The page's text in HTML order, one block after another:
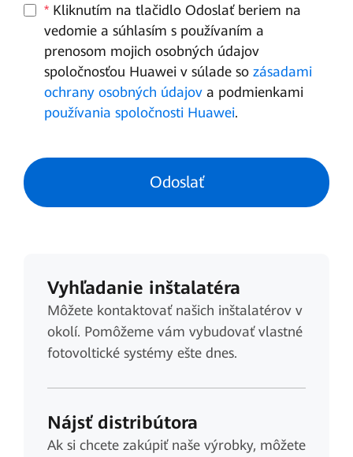
*Kliknutím na tlačidlo Odoslať beriem na
vedomie a súhlasím s používaním a
prenosom mojich osobných údajov
spoločnosťou Huawei v súlade so zásadami
ochrany osobných údajova podmienkami
používania spoločnosti Huawei.
Odoslať
Vyhľadanie inštalatéra
Môžete kontaktovať našich inštalatérov v
okolí. Pomôžeme vám vybudovať vlastné
fotovoltické systémy ešte dnes.
Nájsť distribútora
Ak si chcete zakúpiť naše výrobky, môžete